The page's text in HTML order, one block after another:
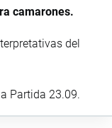
camarones.
del
Partida 23.09.